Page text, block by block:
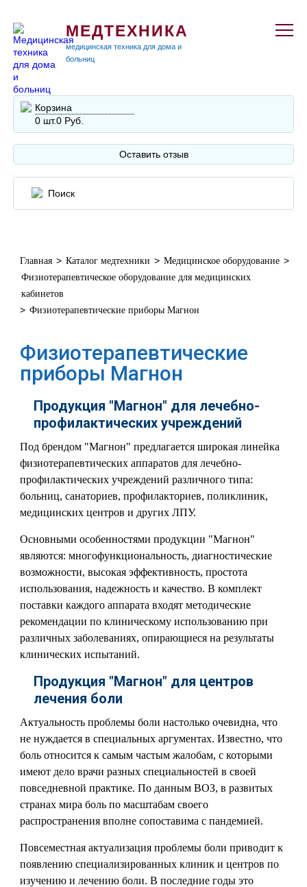
МЕДТЕХНИКА
медицинская техника для дома и
больниц
Корзина
0 шт.0 Руб.
Оставить отзыв
Главная > Каталог медтехники > Медицинское оборудование >
Физиотерапевтическое оборудование для медицинских
кабинетов
> Физиотерапевтические приборы Магнон
Физиотерапевтические
приборы Магнон
Продукция "Магнон" для лечебно-
профилактических учреждений
Под брендом "Магнон" предлагается широкая линейка
физиотерапевтических аппаратов для лечебно-
профилактических учреждений различного типа:
больниц, санаториев, профилакториев, поликлиник,
медицинских центров и других ЛПУ.
Основными особенностями продукции "Магнон"
являются: многофункциональность, диагностические
возможности, высокая эффективность, простота
использования, надежность и качество. В комплект
поставки каждого аппарата входят методические
рекомендации по клиническому использованию при
различных заболеваниях, опирающиеся на результаты
клинических испытаний.
Продукция "Магнон" для центров
лечения боли
Актуальность проблемы боли настолько очевидна, что
не нуждается в специальных аргументах. Известно, что
боль относится к самым частым жалобам, с которыми
имеют дело врачи разных специальностей в своей
повседневной практике. По данным ВОЗ, в развитых
странах мира боль по масштабам своего
распространения вполне сопоставима с пандемией.
Повсеместная актуализация проблемы боли приводит к
появлению специализированных клиник и центров по
изучению и лечению боли. В последние годы это